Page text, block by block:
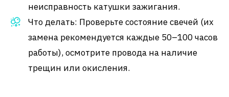
неисправность катушки зажигания.
Что делать: Проверьте состояние свечей (их
замена рекомендуется каждые 50–100 часов
работы), осмотрите провода на наличие
трещин или окисления.